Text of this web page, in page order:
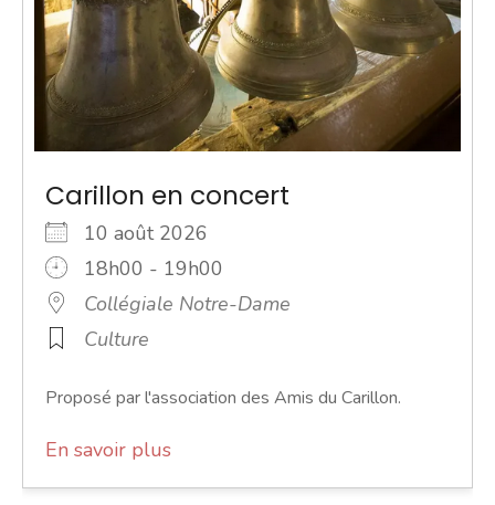
Carillon en concert
10 août 2026
18h00 - 19h00
Collégiale Notre-Dame
Culture
Proposé par l'association des Amis du Carillon.
En savoir plus